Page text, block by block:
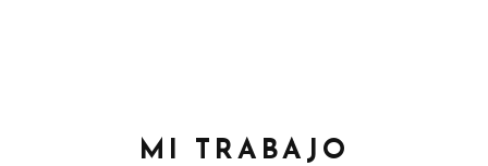
MI TRABAJO